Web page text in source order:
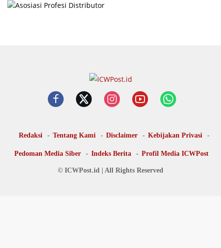
Redaksi Tentang Kami Disclaimer Kebijakan Privasi
Pedoman Media Siber Indeks Berita Profil Media ICWPost
© ICWPost.id | All Rights Reserved